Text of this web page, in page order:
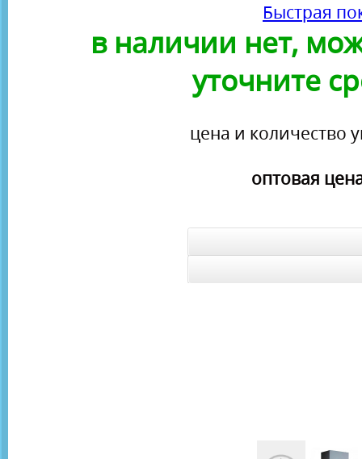
Быстрая
в наличии нет,
уточните
цена и количество
оптовая